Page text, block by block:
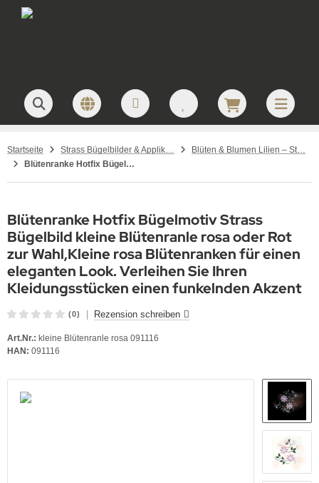
Startseite Strass Bügelbilder & Applikationen zum Aufbügeln
Blüten & Blumen Lilien – Strass Bügelbilder
Blütenranke Hotfix Bügelmotiv Strass Bügelbild kleine Blütenranle rosa oder Rot zur Wahl 091116
Blütenranke Hotfix Bügelmotiv Strass
Bügelbild kleine Blütenranle rosa oder Rot
zur Wahl,Kleine rosa Blütenranken für einen
eleganten Look. Verleihen Sie Ihren
Kleidungsstücken einen funkelnden Akzent
(0) Rezension schreiben
Art.Nr.: kleine Blütenranle rosa 091116
HAN: 091116